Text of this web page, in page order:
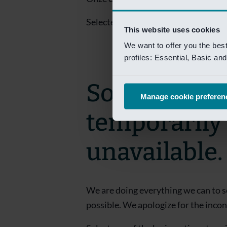
This website uses cookies
We want to offer you the
profiles: Essential, Basic
Manage cookie
Selecteer een van de login opties
Sorry! This
temporarily
unavailable.
We are doing everything we can to
possible. We apologize for the